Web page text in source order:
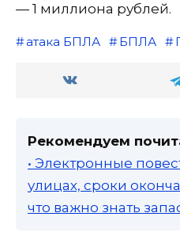
— 1 миллиона рублей.
атака БПЛА БПЛА
Рекомендуем
• Электронные
улицах, сроки
что важно знать